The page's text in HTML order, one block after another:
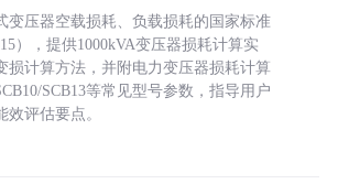
变压器空载损耗、负载损耗的国家标准
），提供1000kVA变压器损耗计算实
损计算方法，并附电力变压器损耗计算
SCB13等常见型号参数，指导用户
评估要点。